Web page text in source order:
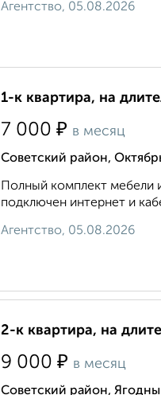
Агентство, 05.08.2026
1-к квартира, на
7 000 ₽ в месяц
Советский район,
Полный комплект мебели
подключен интернет и
Агентство, 05.08.2026
2-к квартира, на
9 000 ₽ в месяц
Советский район,